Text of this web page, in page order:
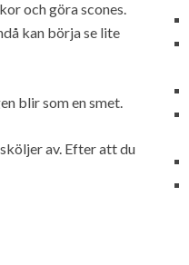
och göra scones.
kan börja se lite
blir som en smet.
av. Efter att du